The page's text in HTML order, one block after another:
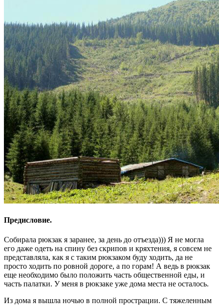
Предисловие.
Собирала рюкзак я заранее, за день до отъезда))) Я не могла
его даже одеть на спину без скрипов и кряхтения, я совсем не
представляла, как я с таким рюкзаком буду ходить, да не
просто ходить по ровной дороге, а по горам! А ведь в рюкзак
еще необходимо было положить часть общественной еды, и
часть палатки. У меня в рюкзаке уже дома места не осталось.
Из дома я вышла ночью в полной прострации. С тяжеленным